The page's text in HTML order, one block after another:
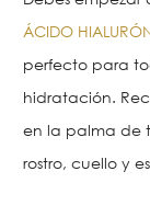
ÁCIDO
perfecto para
hidratación.
en la palma de
rostro, cuello y